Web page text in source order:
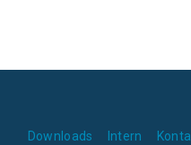
Downloads Intern